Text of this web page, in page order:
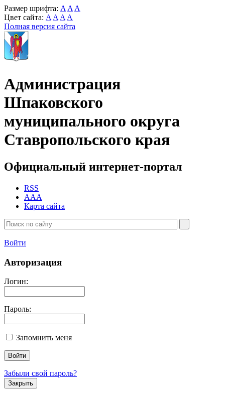
Размер шрифта: A A A
Цвет сайта: A A A A
Полная версия сайта
Администрация
Шпаковского
муниципального округа
Ставропольского края
Официальный интернет-портал
RSS
AAA
Карта сайта
Войти
Авторизация
Логин:
Пароль:
Запомнить меня
Забыли свой пароль?
Закрыть